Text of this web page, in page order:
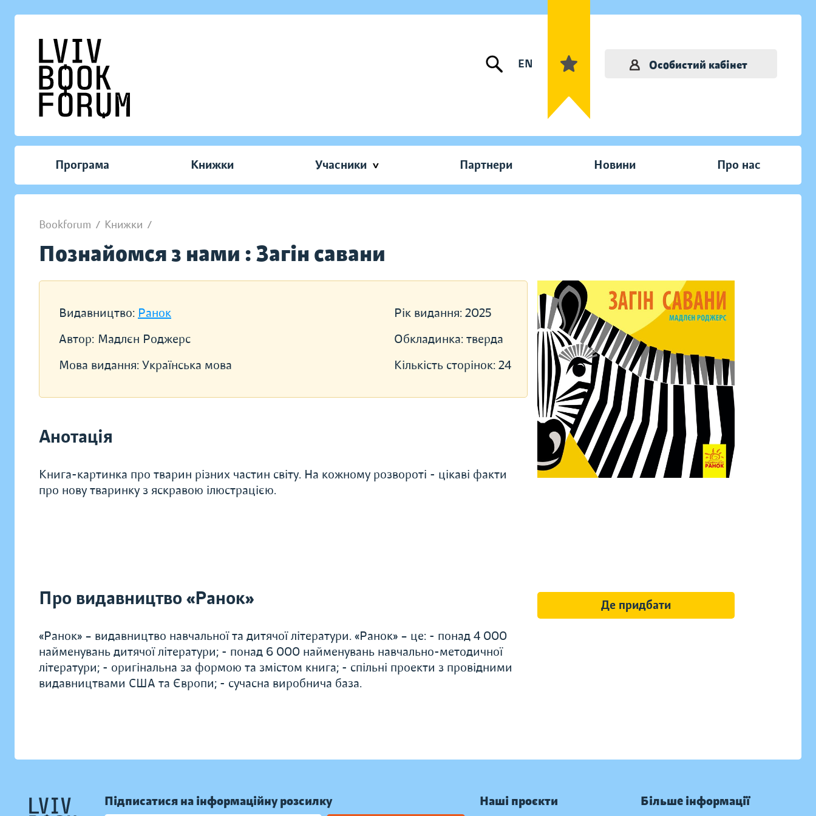
EN Особистий кабінет
Програма Книжки Учасники Партнери Новини Про нас
Bookforum / Книжки /
Познайомся з нами : Загін савани
Видавництво: Ранок
Автор: Мадлєн Роджерс
Мова видання: Українська мова
Рік видання: 2025
Обкладинка: тверда
Кількість сторінок: 24
Анотація
Книга-картинка про тварин різних частин світу. На кожному розвороті - цікаві факти
про нову тваринку з яскравою ілюстрацією.
Про видавництво «Ранок»
«Ранок» – видавництво навчальної та дитячої літератури. «Ранок» – це: - понад 4 000
найменувань дитячої літератури; - понад 6 000 найменувань навчально-методичної
літератури; - оригінальна за формою та змістом книга; - спільні проекти з провідними
видавництвами США та Європи; - сучасна виробнича база.
Де придбати
Підписатися на інформаційну розсилку Наші проєкти Більше інформації